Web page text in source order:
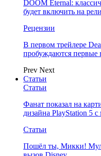
DOOM Eternal:
будет включить на
Рецензии
В первом трейлере
пробуждаются первые
Prev Next
Статьи
Статьи
Фанат показал на
дизайна PlayStation 5
Статьи
Пошёл ты, Микки!